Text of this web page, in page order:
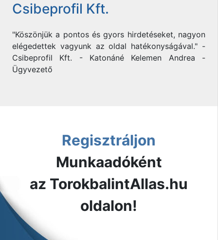
Csibeprofil Kft.
"Köszönjük a pontos és gyors hirdetéseket, nagyon
elégedettek vagyunk az oldal hatékonyságával." -
Csibeprofil Kft. - Katonáné Kelemen Andrea -
Ügyvezető
Regisztráljon
Munkaadóként
az TorokbalintAllas.hu
oldalon!